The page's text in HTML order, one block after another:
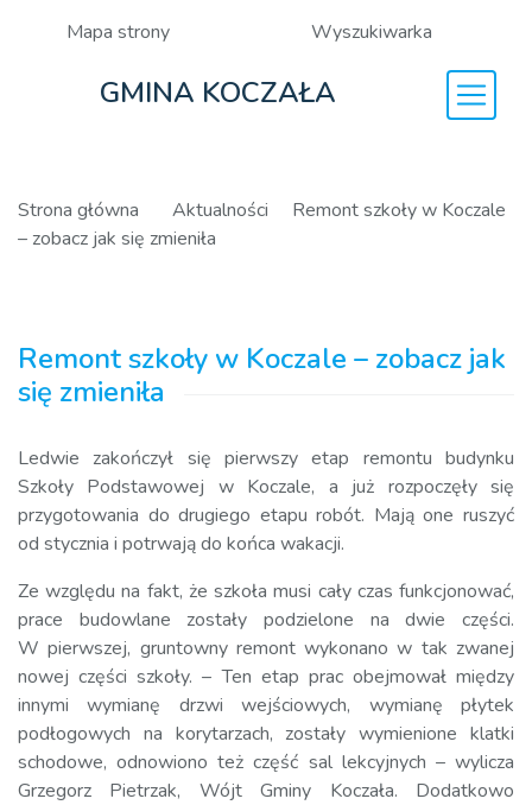
Mapa strony Wyszukiwarka
GMINA KOCZAŁA
Strona główna Aktualności
Remont szkoły w Koczale
– zobacz jak się zmieniła
Remont szkoły w Koczale – zobacz jak
się zmieniła
Ledwie zakończył się pierwszy etap remontu budynku
Szkoły Podstawowej w Koczale, a już rozpoczęły się
przygotowania do drugiego etapu robót. Mają one ruszyć
od stycznia i potrwają do końca wakacji.
Ze względu na fakt, że szkoła musi cały czas funkcjonować,
prace budowlane zostały podzielone na dwie części.
W pierwszej, gruntowny remont wykonano w tak zwanej
nowej części szkoły. – Ten etap prac obejmował między
innymi wymianę drzwi wejściowych, wymianę płytek
podłogowych na korytarzach, zostały wymienione klatki
schodowe, odnowiono też część sal lekcyjnych – wylicza
Grzegorz Pietrzak, Wójt Gminy Koczała. Dodatkowo